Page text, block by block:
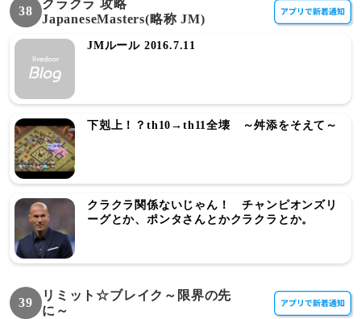
38
クラクラ 攻略
JapaneseMasters(略称 JM)
JMルール 2016.7.11
下剋上！？th10→th11全壊 ～舛添をそえて～
クラクラ関係ないじゃん！ チャンピオンズリ
ーグとか、ポンタさんとかクラクラとか。
39
リミット☆ブレイク～限界の先
に～